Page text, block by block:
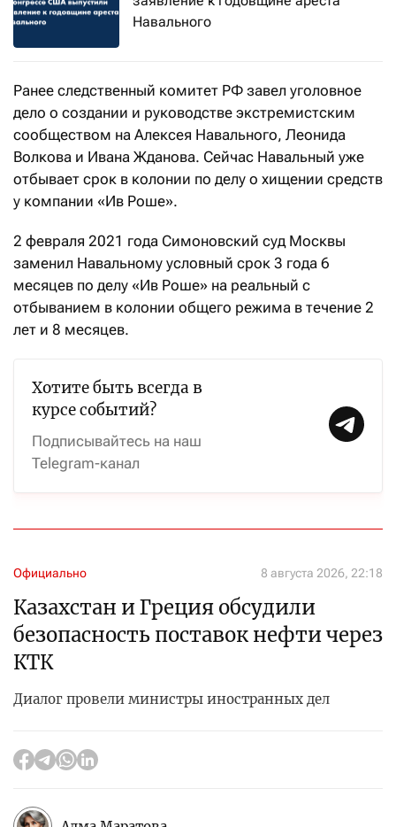
Навального
Ранее следственный комитет РФ завел уголовное
дело о создании и руководстве экстремистским
сообществом на Алексея Навального, Леонида
Волкова и Ивана Жданова. Сейчас Навальный уже
отбывает срок в колонии по делу о хищении средств
у компании «Ив Роше».
2 февраля 2021 года Симоновский суд Москвы
заменил Навальному условный срок 3 года 6
месяцев по делу «Ив Роше» на реальный с
отбыванием в колонии общего режима в течение 2
лет и 8 месяцев.
Хотите быть всегда в
курсе событий?
Подписывайтесь на наш
Telegram-канал
Официально 8 августа 2026, 22:18
Казахстан и Греция обсудили
безопасность поставок нефти через
КТК
Диалог провели министры иностранных дел